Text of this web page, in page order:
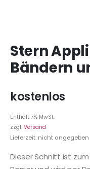
Stern
Bändern
kostenlos
Enthält 7% MwSt.
zzgl. Versand
Lieferzeit: nicht angegeben
Dieser Schnitt ist